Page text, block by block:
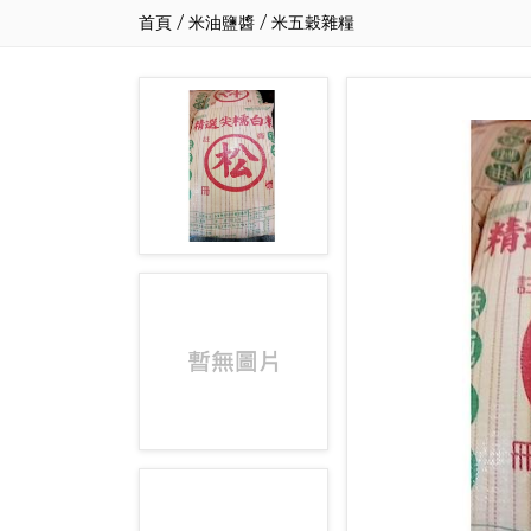
首頁 / 米油鹽醬 / 米五穀雜糧